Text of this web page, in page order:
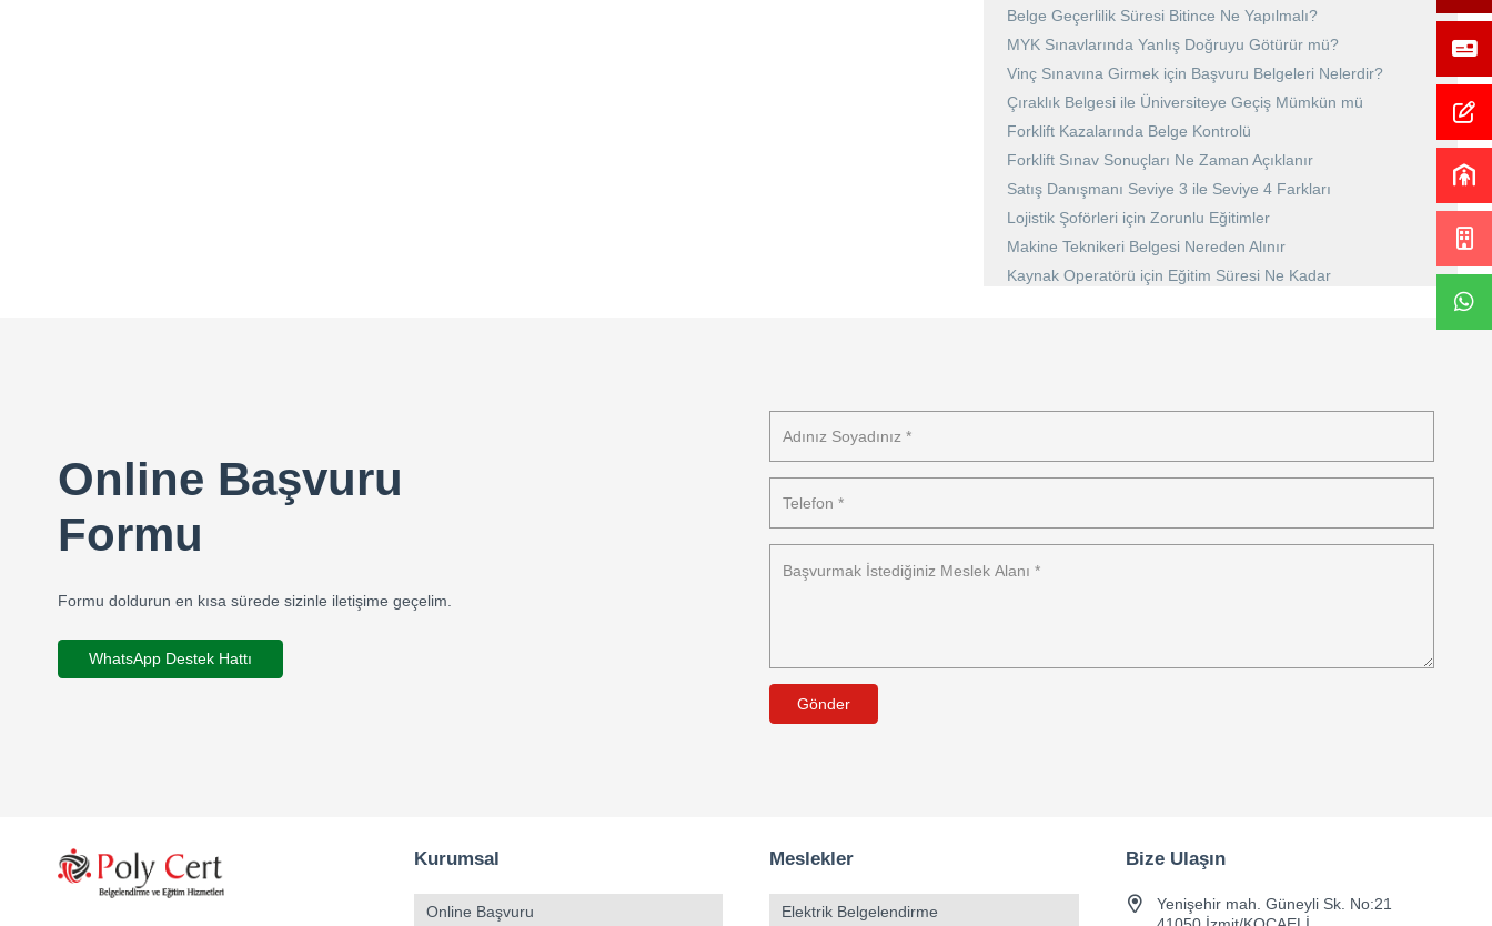
Belge Geçerlilik Süresi Bitince Ne Yapılmalı?
MYK Sınavlarında Yanlış Doğruyu Götürür mü?
Vinç Sınavına Girmek için Başvuru Belgeleri Nelerdir?
Çıraklık Belgesi ile Üniversiteye Geçiş Mümkün mü
Forklift Kazalarında Belge Kontrolü
Forklift Sınav Sonuçları Ne Zaman Açıklanır
Satış Danışmanı Seviye 3 ile Seviye 4 Farkları
Lojistik Şoförleri için Zorunlu Eğitimler
Makine Teknikeri Belgesi Nereden Alınır
Kaynak Operatörü için Eğitim Süresi Ne Kadar
Online Başvuru
Formu
Formu doldurun en kısa sürede sizinle iletişime geçelim.
WhatsApp Destek Hattı
Gönder
Kurumsal
Online Başvuru
Meslekler
Elektrik Belgelendirme
Bize Ulaşın
Yenişehir mah. Güneyli Sk. No:21